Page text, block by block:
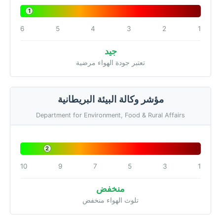
1
1
2
3
4
5
6
جيد
تعتبر جودة الهواء مرضية
مؤشر وكالة البيئة البريطانية
Department for Environment, Food & Rural Affairs
2
1
3
5
7
9
10
منخفض
تلوث الهواء منخفض